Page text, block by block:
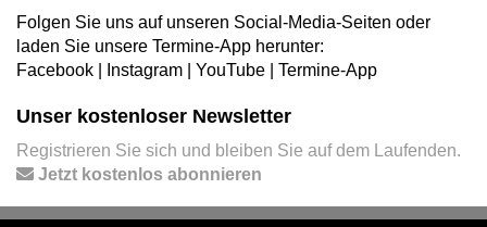
Folgen Sie uns auf unseren Social-Media-Seiten oder
laden Sie unsere Termine-App herunter:
Facebook
Instagram YouTube Termine-App
Unser kostenloser Newsletter
Registrieren Sie sich und bleiben Sie auf dem Laufenden.
Jetzt kostenlos abonnieren